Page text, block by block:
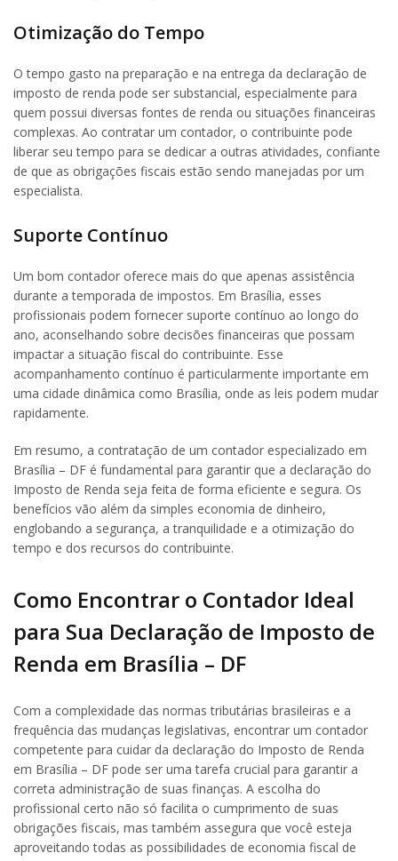
Otimização do Tempo
O tempo gasto na preparação e na entrega da declaração de
imposto de renda pode ser substancial, especialmente para
quem possui diversas fontes de renda ou situações financeiras
complexas. Ao contratar um contador, o contribuinte pode
liberar seu tempo para se dedicar a outras atividades, confiante
de que as obrigações fiscais estão sendo manejadas por um
especialista.
Suporte Contínuo
Um bom contador oferece mais do que apenas assistência
durante a temporada de impostos. Em Brasília, esses
profissionais podem fornecer suporte contínuo ao longo do
ano, aconselhando sobre decisões financeiras que possam
impactar a situação fiscal do contribuinte. Esse
acompanhamento contínuo é particularmente importante em
uma cidade dinâmica como Brasília, onde as leis podem mudar
rapidamente.
Em resumo, a contratação de um contador especializado em
Brasília – DF é fundamental para garantir que a declaração do
Imposto de Renda seja feita de forma eficiente e segura. Os
benefícios vão além da simples economia de dinheiro,
englobando a segurança, a tranquilidade e a otimização do
tempo e dos recursos do contribuinte.
Como Encontrar o Contador Ideal
para Sua Declaração de Imposto de
Renda em Brasília – DF
Com a complexidade das normas tributárias brasileiras e a
frequência das mudanças legislativas, encontrar um contador
competente para cuidar da declaração do Imposto de Renda
em Brasília – DF pode ser uma tarefa crucial para garantir a
correta administração de suas finanças. A escolha do
profissional certo não só facilita o cumprimento de suas
obrigações fiscais, mas também assegura que você esteja
aproveitando todas as possibilidades de economia fiscal de